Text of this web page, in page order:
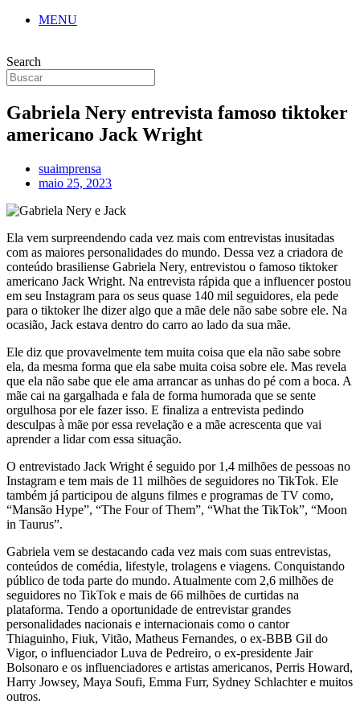
MENU
Search
Gabriela Nery entrevista famoso tiktoker
americano Jack Wright
suaimprensa
maio 25, 2023
Ela vem surpreendendo cada vez mais com entrevistas inusitadas
com as maiores personalidades do mundo. Dessa vez a criadora de
conteúdo brasiliense Gabriela Nery, entrevistou o famoso tiktoker
americano Jack Wright. Na entrevista rápida que a influencer postou
em seu Instagram para os seus quase 140 mil seguidores, ela pede
para o tiktoker lhe dizer algo que a mãe dele não sabe sobre ele. Na
ocasião, Jack estava dentro do carro ao lado da sua mãe.
Ele diz que provavelmente tem muita coisa que ela não sabe sobre
ela, da mesma forma que ela sabe muita coisa sobre ele. Mas revela
que ela não sabe que ele ama arrancar as unhas do pé com a boca. A
mãe cai na gargalhada e fala de forma humorada que se sente
orgulhosa por ele fazer isso. E finaliza a entrevista pedindo
desculpas à mãe por essa revelação e a mãe acrescenta que vai
aprender a lidar com essa situação.
O entrevistado Jack Wright é seguido por 1,4 milhões de pessoas no
Instagram e tem mais de 11 milhões de seguidores no TikTok. Ele
também já participou de alguns filmes e programas de TV como,
“Mansão Hype”, “The Four of Them”, “What the TikTok”, “Moon
in Taurus”.
Gabriela vem se destacando cada vez mais com suas entrevistas,
conteúdos de comédia, lifestyle, trolagens e viagens. Conquistando
público de toda parte do mundo. Atualmente com 2,6 milhões de
seguidores no TikTok e mais de 66 milhões de curtidas na
plataforma. Tendo a oportunidade de entrevistar grandes
personalidades nacionais e internacionais como o cantor
Thiaguinho, Fiuk, Vitão, Matheus Fernandes, o ex-BBB Gil do
Vigor, o influenciador Luva de Pedreiro, o ex-presidente Jair
Bolsonaro e os influenciadores e artistas americanos, Perris Howard,
Harry Jowsey, Maya Soufi, Emma Furr, Sydney Schlachter e muitos
outros.